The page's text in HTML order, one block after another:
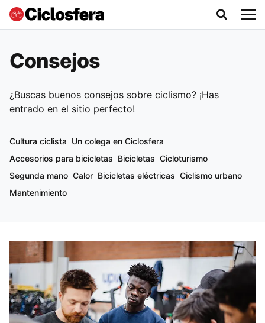
Consejos
¿Buscas buenos consejos sobre ciclismo? ¡Has
entrado en el sitio perfecto!
Cultura ciclista Un colega en Ciclosfera
Accesorios para bicicletas Bicicletas Cicloturismo
Segunda mano Calor Bicicletas eléctricas Ciclismo urbano
Mantenimiento